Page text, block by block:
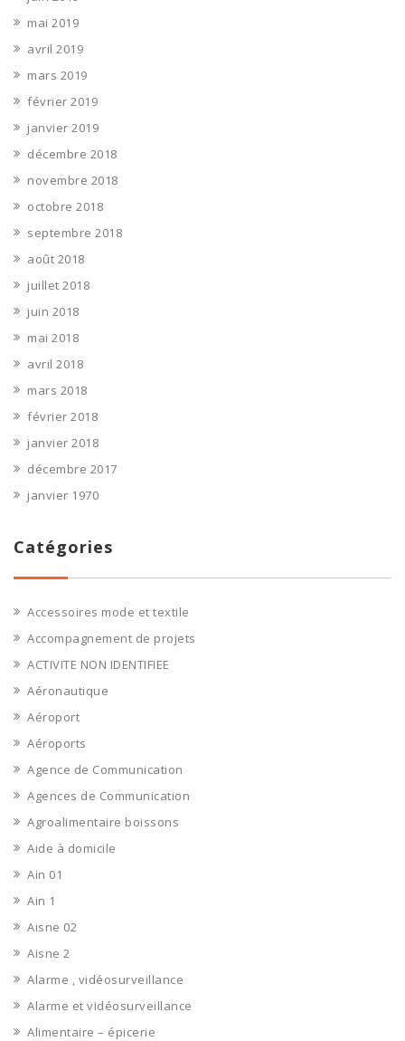
mai 2019
avril 2019
mars 2019
février 2019
janvier 2019
décembre 2018
novembre 2018
octobre 2018
septembre 2018
août 2018
juillet 2018
juin 2018
mai 2018
avril 2018
mars 2018
février 2018
janvier 2018
décembre 2017
janvier 1970
Catégories
Accessoires mode et textile
Accompagnement de projets
ACTIVITE NON IDENTIFIEE
Aéronautique
Aéroport
Aéroports
Agence de Communication
Agences de Communication
Agroalimentaire boissons
Aide à domicile
Ain 01
Ain 1
Aisne 02
Aisne 2
Alarme , vidéosurveillance
Alarme et vidéosurveillance
Alimentaire – épicerie